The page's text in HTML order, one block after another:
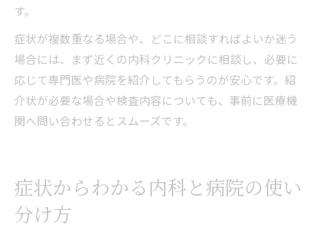
す。
症状が複数重なる場合や、どこに相談すればよいか迷う
場合には、まず近くの内科クリニックに相談し、必要に
応じて専門医や病院を紹介してもらうのが安心です。紹
介状が必要な場合や検査内容についても、事前に医療機
関へ問い合わせるとスムーズです。
症状からわかる内科と病院の使い
分け方